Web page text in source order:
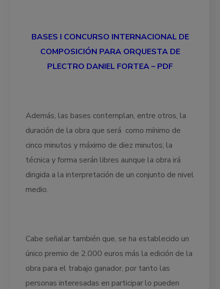
BASES I CONCURSO INTERNACIONAL DE
COMPOSICIÓN PARA ORQUESTA DE
PLECTRO DANIEL FORTEA – PDF
Además, las bases contemplan, entre otros, la
duración de la obra que será como mínimo de
cinco minutos y máximo de diez minutos; la
técnica y forma serán libres aunque la obra irá
dirigida a la interpretación de un conjunto de nivel
medio.
Cabe señalar también que, se ha establecido un
único premio de 2.000 euros más la edición de la
obra para el trabajo ganador, por tanto las
personas interesadas en participar lo pueden